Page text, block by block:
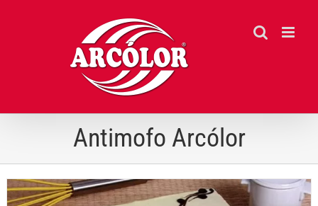
Antimofo Arcólor